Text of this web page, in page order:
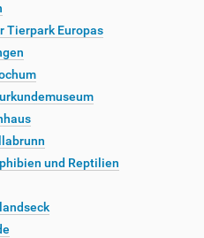
Tierpark Europas
und Reptilien